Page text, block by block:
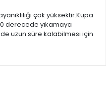
çok yüksektir.Kupa
derecede yıkamaya
uzun süre kalabilmesi için